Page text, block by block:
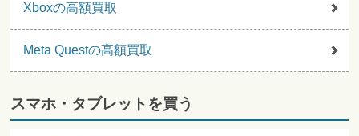
Xboxの高額買取
Meta Questの高額買取
スマホ・タブレットを買う